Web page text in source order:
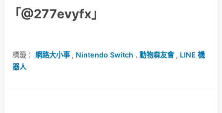
「@277evyfx」
標籤： 網路大小事, Nintendo Switch , 動物森友會, LINE 機
器人